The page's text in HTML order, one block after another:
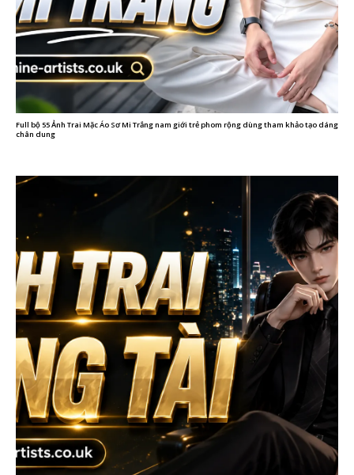
Full bộ 55 Ảnh Trai Mặc Áo Sơ Mi Trắng nam giới trẻ phom rộng dùng tham khảo tạo dáng
chân dung